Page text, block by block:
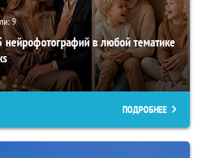
9
нейрофотографий в любой тематике
ПОДРОБНЕЕ